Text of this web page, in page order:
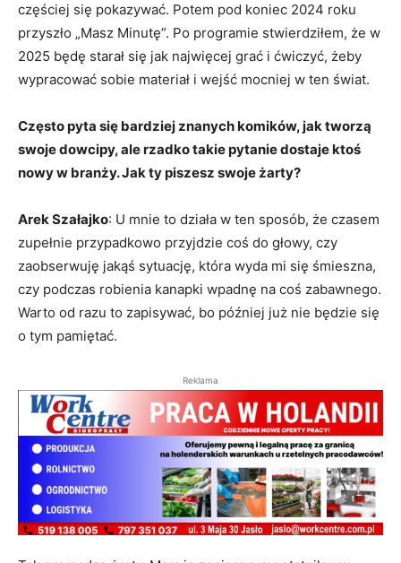
częściej się pokazywać. Potem pod koniec 2024 roku
przyszło „Masz Minutę”. Po programie stwierdziłem, że w
2025 będę starał się jak najwięcej grać i ćwiczyć, żeby
wypracować sobie materiał i wejść mocniej w ten świat.
Często pyta się bardziej znanych komików, jak tworzą
swoje dowcipy, ale rzadko takie pytanie dostaje ktoś
nowy w branży. Jak ty piszesz swoje żarty?
Arek Szałajko: U mnie to działa w ten sposób, że czasem
zupełnie przypadkowo przyjdzie coś do głowy, czy
zaobserwuję jakąś sytuację, która wyda mi się śmieszna,
czy podczas robienia kanapki wpadnę na coś zabawnego.
Warto od razu to zapisywać, bo później już nie będzie się
o tym pamiętać.
Reklama